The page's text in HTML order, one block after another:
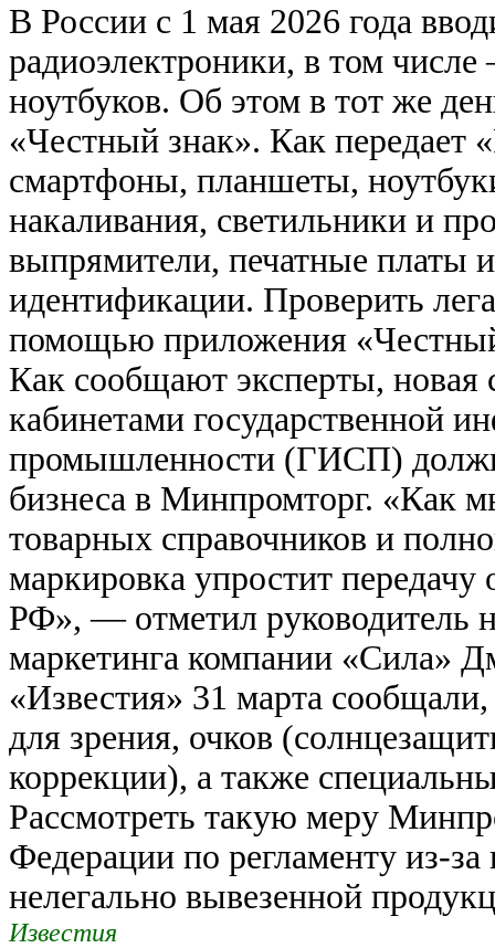
В России с 1 мая 2026 года
радиоэлектроники, в том
ноутбуков. Об этом в тот же
«Честный знак». Как передает
смартфоны, планшеты,
накаливания, светильники и
выпрямители, печатные платы
идентификации. Проверить
помощью приложения
Как сообщают эксперты, новая
кабинетами государственной
промышленности (ГИСП)
бизнеса в Минпромторг. «Как
товарных справочников и
маркировка упростит
РФ», — отметил руководитель
маркетинга компании «Сила»
«Известия» 31 марта
для зрения, очков
коррекции), а также
Рассмотреть такую меру
Федерации по регламенту из-
нелегально вывезенной
Известия